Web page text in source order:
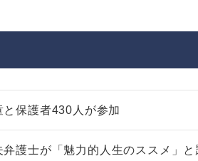
保護者430人が参加
護士が「魅力的人生のススメ」と